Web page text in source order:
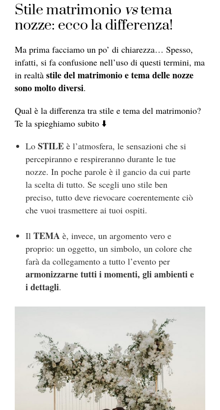
Stile matrimonio vstema
nozze: ecco la differenza!
Ma prima facciamo un po’ di chiarezza… Spesso,
infatti, si fa confusione nell’uso di questi termini, ma
in realtà stile del matrimonio e tema delle nozze
sono molto diversi.
Qual è la differenza tra stile e tema del matrimonio?
Te la spieghiamo subito ⬇️
LoSTILE è l’atmosfera, le sensazioni che si
percepiranno e respireranno durante le tue
nozze. In poche parole è il gancio da cui parte
la scelta di tutto. Se scegli uno stile ben
preciso, tutto deve rievocare coerentemente ciò
che vuoi trasmettere ai tuoi ospiti.
Il TEMA è, invece, un argomento vero e
proprio: un oggetto, un simbolo, un colore che
farà da collegamento a tutto l’evento per
armonizzarne tutti i momenti, gli ambienti e
i dettagli.